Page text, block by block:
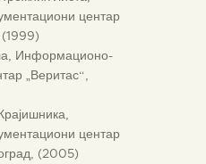
центар
Информационо-
„Веритас“,
центар
(2005)